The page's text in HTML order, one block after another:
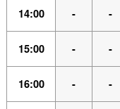
14:00 - -
15:00 - -
16:00 - -